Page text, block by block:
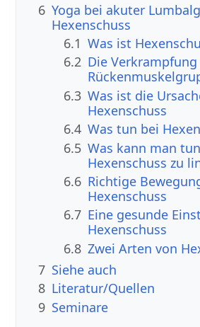
6 Yoga bei akuter
Hexenschuss
6.1 Was ist
6.2 Die
6.3 Was ist die
Hexenschuss
6.4 Was tun bei
6.5 Was kann man
Hexenschuss zu
6.6 Richtige
Hexenschuss
6.7 Eine gesunde
Hexenschuss
6.8 Zwei Arten von
7 Siehe auch
8 Literatur/Quellen
9 Seminare